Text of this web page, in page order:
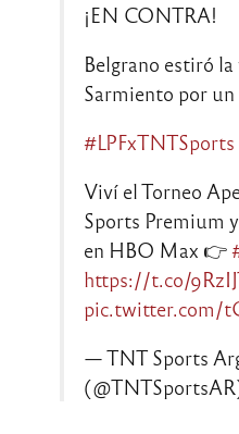
¡EN CONTRA!
Belgrano estiró
Sarmiento por
#LPFxTNTSports
Viví el Torneo
Sports Premium
en HBO Max 👉
https://t.co/
pic.twitter.com/
— TNT Sports